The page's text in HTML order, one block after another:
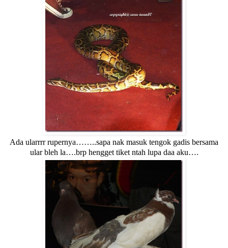
Ada ularrrr rupernya……..sapa nak masuk tengok gadis bersama
ular bleh la….brp hengget tiket ntah lupa daa aku….